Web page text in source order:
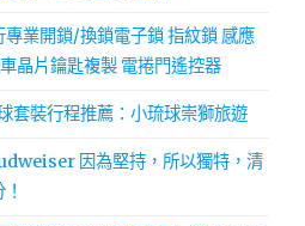
業開鎖/換鎖電子鎖 指紋鎖 感應
晶片鑰匙複製 電捲門遙控器
套裝行程推薦：小琉球崇獅旅遊
因為堅持，所以獨特，清